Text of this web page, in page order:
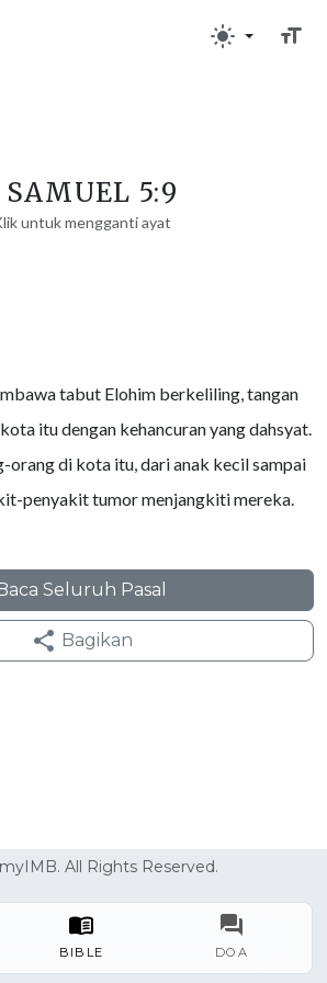
BIBLE DOA
SAMUEL 5:9
untuk mengganti ayat
tabut Elohim berkeliling, tangan
itu dengan kehancuran yang dahsyat.
orang di kota itu, dari anak kecil sampai
penyakit tumor menjangkiti mereka.
Seluruh Pasal
Bagikan
All Rights Reserved.